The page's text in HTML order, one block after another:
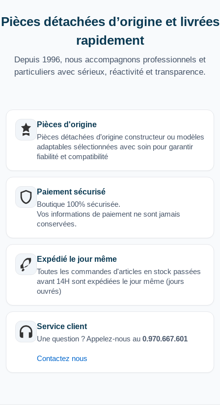
Pièces détachées d’origine et livrées
rapidement
Depuis 1996, nous accompagnons professionnels et
particuliers avec sérieux, réactivité et transparence.
Pièces d'origine
Pièces détachées d’origine constructeur ou modèles
adaptables sélectionnées avec soin pour garantir
fiabilité et compatibilité
Paiement sécurisé
Boutique 100% sécurisée.
Vos informations de paiement ne sont jamais
conservées.
Expédié le jour même
Toutes les commandes d'articles en stock passées
avant 14H sont expédiées le jour même (jours
ouvrés)
Service client
Une question ? Appelez-nous au 0.970.667.601
Contactez nous